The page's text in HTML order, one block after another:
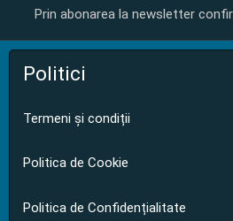
Prin abonarea la newsletter
Politici
Termeni și condiții
Politica de Cookie
Politica de Confidențialitate